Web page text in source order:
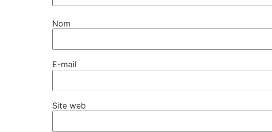
Nom
E-mail
Site web